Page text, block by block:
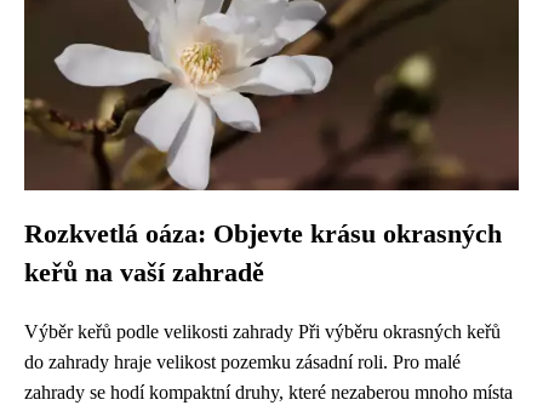
Rozkvetlá oáza: Objevte krásu okrasných
keřů na vaší zahradě
Výběr keřů podle velikosti zahrady Při výběru okrasných keřů
do zahrady hraje velikost pozemku zásadní roli. Pro malé
zahrady se hodí kompaktní druhy, které nezaberou mnoho místa